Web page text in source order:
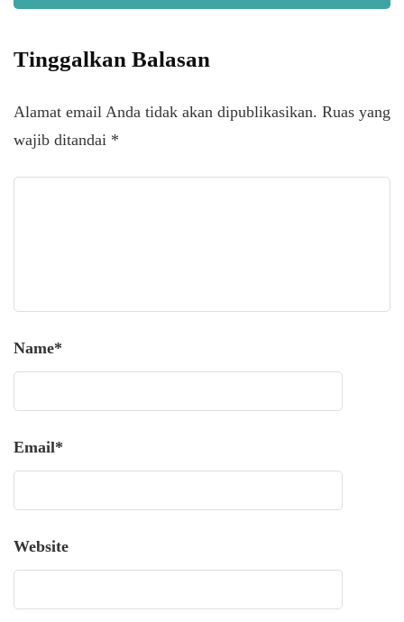
Tinggalkan Balasan
Alamat email Anda tidak akan dipublikasikan. Ruas yang
wajib ditandai *
Name*
Email*
Website